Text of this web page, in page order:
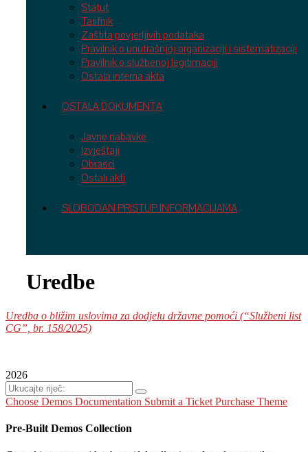
Statut
Tarifnik
Zaštita povjerljivih podataka
Pravilnik o unutrašnjoj organizaciji i sistematizaciji
Pravilnik o službenoj legitimaciji
Ostala interna akta
OSTALA DOKUMENTA
Javne nabavke
Izvještaji
Obrasci
Ostali akti
SLOBODAN PRISTUP INFORMACIJAMA
Uredbe
Uredba o bližim uslovima za dodjelu državne pomoći (“Službeni list
CG”, br. 158/2025)
2026
Choose Demos Documentation Submit a Ticket Purchase Theme
Pre-Built Demos Collection